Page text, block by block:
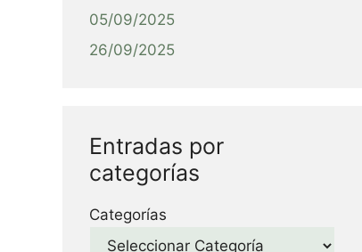
05/09/2025
26/09/2025
Entradas por
categorías
Categorías